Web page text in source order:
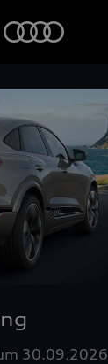
30.09.2026